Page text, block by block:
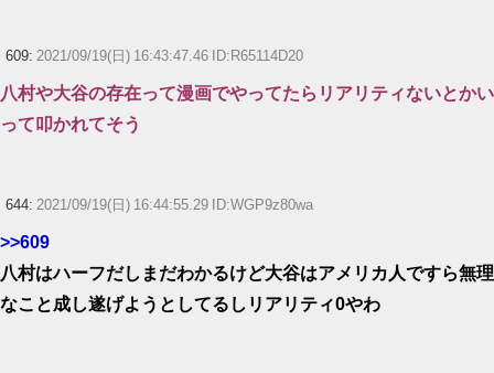
609: 2021/09/19(日) 16:43:47.46 ID:R65114D20
八村や大谷の存在って漫画でやってたらリアリティないとかい
って叩かれてそう
644: 2021/09/19(日) 16:44:55.29 ID:WGP9z80wa
>>609
八村はハーフだしまだわかるけど大谷はアメリカ人ですら無理
なこと成し遂げようとしてるしリアリティ0やわ